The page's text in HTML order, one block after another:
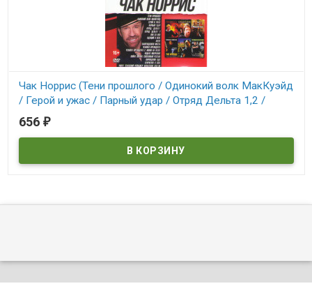
Чак Норрис (Тени прошлого / Одинокий волк МакКуэйд
/ Герой и ужас / Парный удар / Отряд Дельта 1,2 /
Уокер Техасский рейнджер испытание огнем / Око за
656 ₽